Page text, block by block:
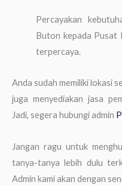
Percayakan
Buton kepada Pusat
terpercaya.
Anda sudah memiliki lokasi
juga menyediakan jasa
Jadi, segera hubungi admin
Jangan ragu untuk
tanya-tanya lebih dulu
Admin kami akan dengan